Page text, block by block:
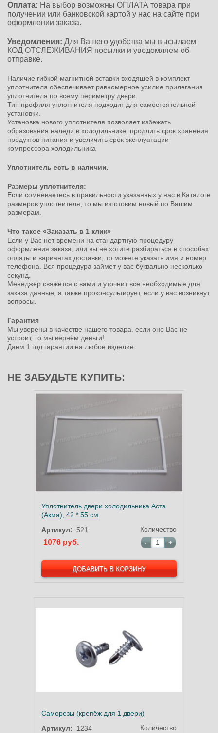
Оплата: На выбор возможны ОПЛАТА товара при
получении или банковской картой у нас на сайте при
оформлении заказа.
Уведомления: Для Вашего удобства мы высылаем
КОД ОТСЛЕЖИВАНИЯ посылки и уведомляем об
отправке.
Наличие гибкой магнитной вставки входящей в комплект
уплотнителя обеспечивает равномерное усилие прилегания
уплотнителя по всему периметру двери.
Тип профиля уплотнителя подходит для самостоятельной
установки.
Установка нового уплотнителя позволяет избежать
образования наледи в холодильнике, продлить срок хранения
продуктов питания и увеличить срок эксплуатации
компрессора холодильника
Уплотнитель есть в наличии.
Размеры уплотнителя:
Если сомневаетесь в правильности указанных у нас в Каталоге
размеров уплотнителя, то мы изготовим новый по Вашим
размерам.
Что такое «Заказать в 1 клик»
Если у Вас нет времени на стандартную процедуру
оформления заказа, или вы не хотите разбираться в способах
оплаты и вариантах доставки, то можете указать имя и номер
телефона. Вся процедура займет у вас буквально несколько
секунд.
Менеджер свяжется с вами и уточнит все необходимые для
заказа данные, а также проконсультирует, если у вас возникнут
вопросы.
Гарантия
Мы уверены в качестве нашего товара, если оно Вас не
устроит, то мы вернём деньги!
Даём 1 год гарантии на любое изделие.
НЕ ЗАБУДЬТЕ КУПИТЬ:
Уплотнитель двери холодильника Аста
(Акма), 42 * 55 см
Артикул:
521
1076 руб.
Количество
-
+
Саморезы (крепёж для 1 двери)
Артикул:
1234
Количество